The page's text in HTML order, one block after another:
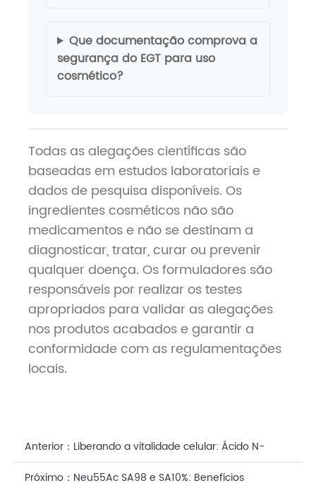
Que documentação comprova a
segurança do EGT para uso
cosmético?
Todas as alegações científicas são
baseadas em estudos laboratoriais e
dados de pesquisa disponíveis. Os
ingredientes cosméticos não são
medicamentos e não se destinam a
diagnosticar, tratar, curar ou prevenir
qualquer doença. Os formuladores são
responsáveis ​​por realizar os testes
apropriados para validar as alegações
nos produtos acabados e garantir a
conformidade com as regulamentações
locais.
Anterior： Liberando a vitalidade celular: Ácido N-
acetilneuramínico (ácido siálico) em formulações
Próximo： Neu55Ac SA98 e SA10%: Benefícios